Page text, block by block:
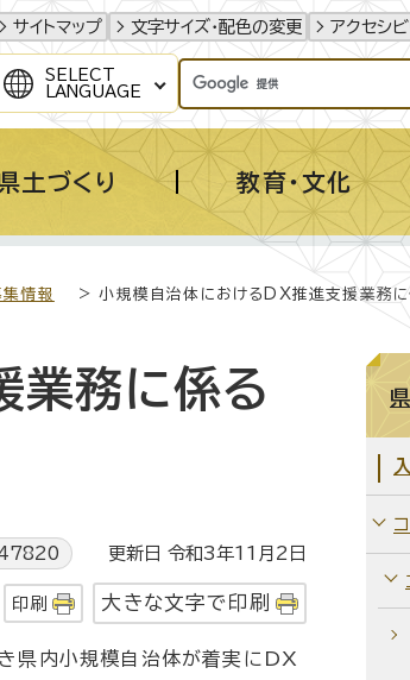
サイトマップ 文字サイズ・配色の変更 アクセシ
SELECT
LANGUAGE
土づくり 教育・文化
集情報 > 小規模自治体におけるDX推進支援業務
業務に係る
更新日 令和3年11月2日
印刷 大きな文字で印刷
き県内小規模自治体が着実にDX